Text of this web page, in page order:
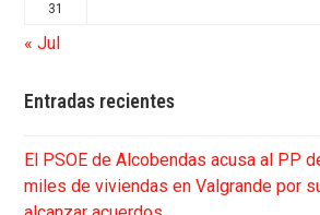
31
« Jul
Entradas recientes
El PSOE de Alcobendas acusa al PP
miles de viviendas en Valgrande por